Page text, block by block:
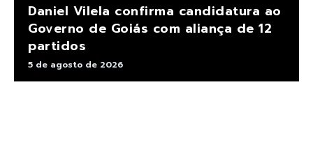
Daniel Vilela confirma candidatura ao
Governo de Goiás com aliança de 12
partidos
5 de agosto de 2026